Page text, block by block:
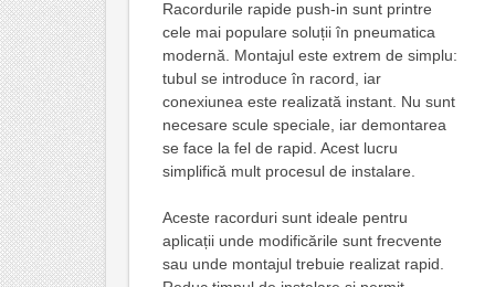
Racordurile rapide push-in sunt printre
cele mai populare soluții în pneumatica
modernă. Montajul este extrem de simplu:
tubul se introduce în racord, iar
conexiunea este realizată instant. Nu sunt
necesare scule speciale, iar demontarea
se face la fel de rapid. Acest lucru
simplifică mult procesul de instalare.
Aceste racorduri sunt ideale pentru
aplicații unde modificările sunt frecvente
sau unde montajul trebuie realizat rapid.